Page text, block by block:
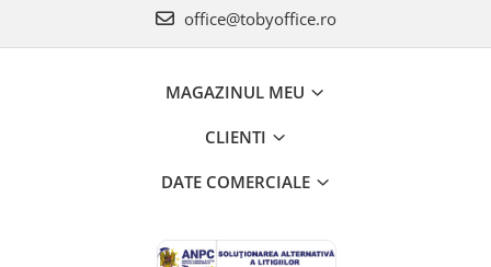
office@tobyoffice.ro
MAGAZINUL MEU
CLIENTI
DATE COMERCIALE